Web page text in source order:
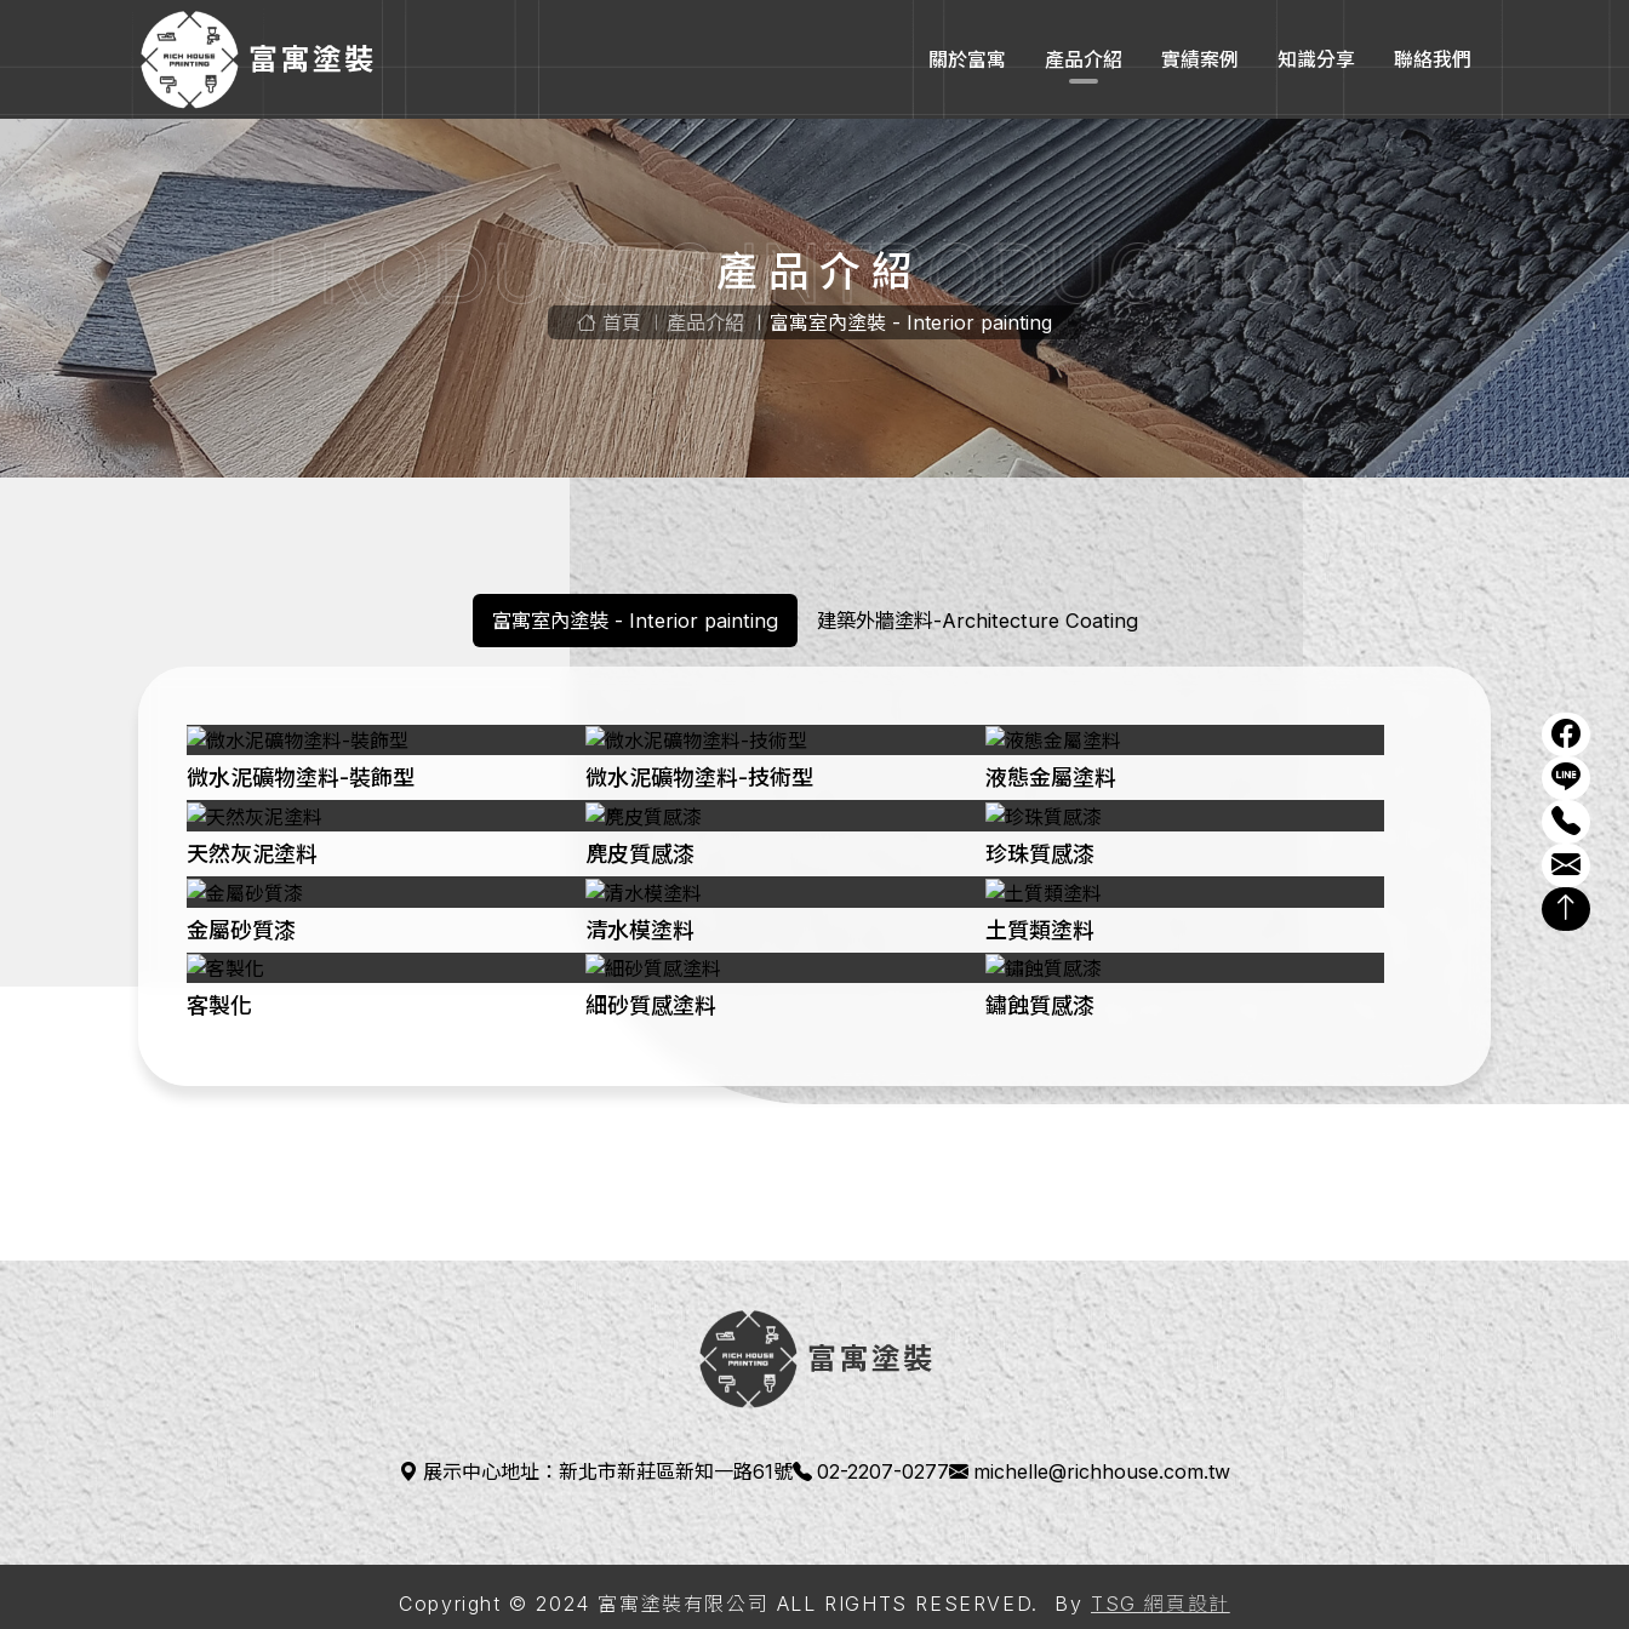
關於富寓 產品介紹 實績案例 知識分享 聯絡我們
產品介紹
首頁 產品介紹 富寓室內塗裝 - Interior painting
PRODUCTS INTRODUCTION
富寓室內塗裝 - Interior painting 建築外牆塗料-Architecture Coating
微水泥礦物塗料-裝飾型 微水泥礦物塗料-技術型 液態金屬塗料
天然灰泥塗料 麂皮質感漆 珍珠質感漆
金屬砂質漆 清水模塗料 土質類塗料
客製化 細砂質感塗料 鏽蝕質感漆
展示中心地址： 新北市新莊區新知一路61號 02-2207-0277 michelle@richhouse.com.tw
Copyright © 2024 富寓塗裝有限公司 ALL RIGHTS RESERVED. By TSG 網頁設計